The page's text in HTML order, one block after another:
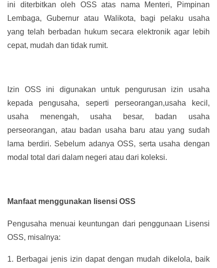
ini diterbitkan oleh OSS atas nama Menteri, Pimpinan
Lembaga, Gubernur atau Walikota, bagi pelaku usaha
yang telah berbadan hukum secara elektronik agar lebih
cepat, mudah dan tidak rumit.
Izin OSS ini digunakan untuk pengurusan izin usaha
kepada pengusaha, seperti perseorangan,usaha kecil,
usaha menengah, usaha besar, badan usaha
perseorangan, atau badan usaha baru atau yang sudah
lama berdiri. Sebelum adanya OSS, serta usaha dengan
modal total dari dalam negeri atau dari koleksi.
Manfaat menggunakan lisensi OSS
Pengusaha menuai keuntungan dari penggunaan Lisensi
OSS, misalnya:
1. Berbagai jenis izin dapat dengan mudah dikelola, baik